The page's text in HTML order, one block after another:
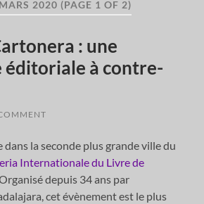
MARS 2020 (PAGE 1 OF 2)
: une
à contre-
dans la seconde plus grande ville du
Internationale du Livre de
depuis 34 ans par
cet évènement est le plus